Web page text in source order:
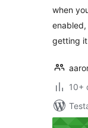
when
getting
10+